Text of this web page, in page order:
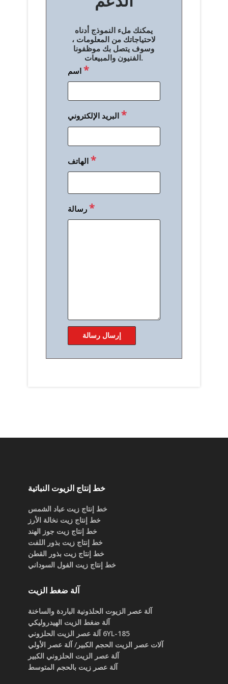
يمكنك ملء النموذج أدناه
لاحتياجاتك من المعلومات ،
وسوف يتصل بك موظفونا
الفنيون والمبيعات.
اسم*
البريد الإلكتروني*
الهاتف*
رسالة*
خط إنتاج الزيوت النباتية
خط إنتاج زيت عباد الشمس
خط إنتاج زيت نخالة الأرز
خط إنتاج زيت جوز الهند
خط إنتاج زيت بذور اللفت
خط إنتاج زيت بذور القطن
خط إنتاج زيت الفول السوداني
آلة ضغط الزيت
آلة عصر الزيوت الحلذونية الباردة والساخنة
آلة ضغط الزيت الهيدروليكي
6YL-185 آلة عصر الزيت الحلزوني
آلات عصر الزيت الحجم الكبير/ آلة عصر الأولي
آلة عصر الزيت الحلزوني الكبير
آلة عصر زيت بالحجم المتوسط